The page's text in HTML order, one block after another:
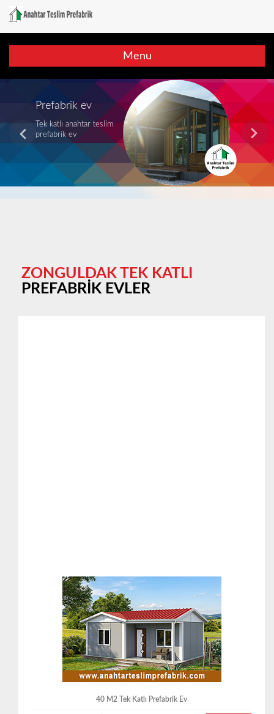
Menu
Modern prefabrik ev
Anahtar teslim modern
prefabrik evler
ZONGULDAK TEK KATLI
PREFABRİK EVLER
40 M2 Tek Katlı Prefabrik Ev